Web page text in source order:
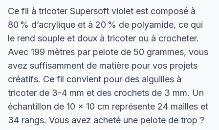
Ce fil à tricoter Supersoft violet est composé à
80 % d’acrylique et à 20 % de polyamide, ce qui
le rend souple et doux à tricoter ou à crocheter.
Avec 199 mètres par pelote de 50 grammes, vous
avez suffisamment de matière pour vos projets
créatifs. Ce fil convient pour des aiguilles à
tricoter de 3-4 mm et des crochets de 3 mm. Un
échantillon de 10 x 10 cm représente 24 mailles et
34 rangs. Vous avez acheté une pelote de trop ?